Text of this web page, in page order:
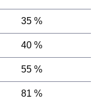
35 %
40 %
55 %
81 %